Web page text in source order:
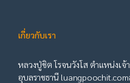
เกี่ยวกับเรา
หลวงปู่ชิต โรจนวังโส ตำแหน่งเ
อุบลราชธานี